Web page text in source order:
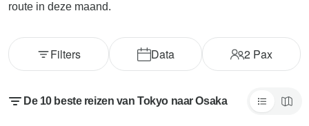
route in deze maand.
Data 2 Pax
Filters
De 10 beste reizen van Tokyo naar Osaka